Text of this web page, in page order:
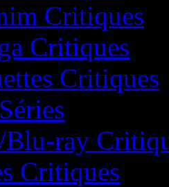
Critiques
Critiques
Critiques
Blu-ray
Critiques